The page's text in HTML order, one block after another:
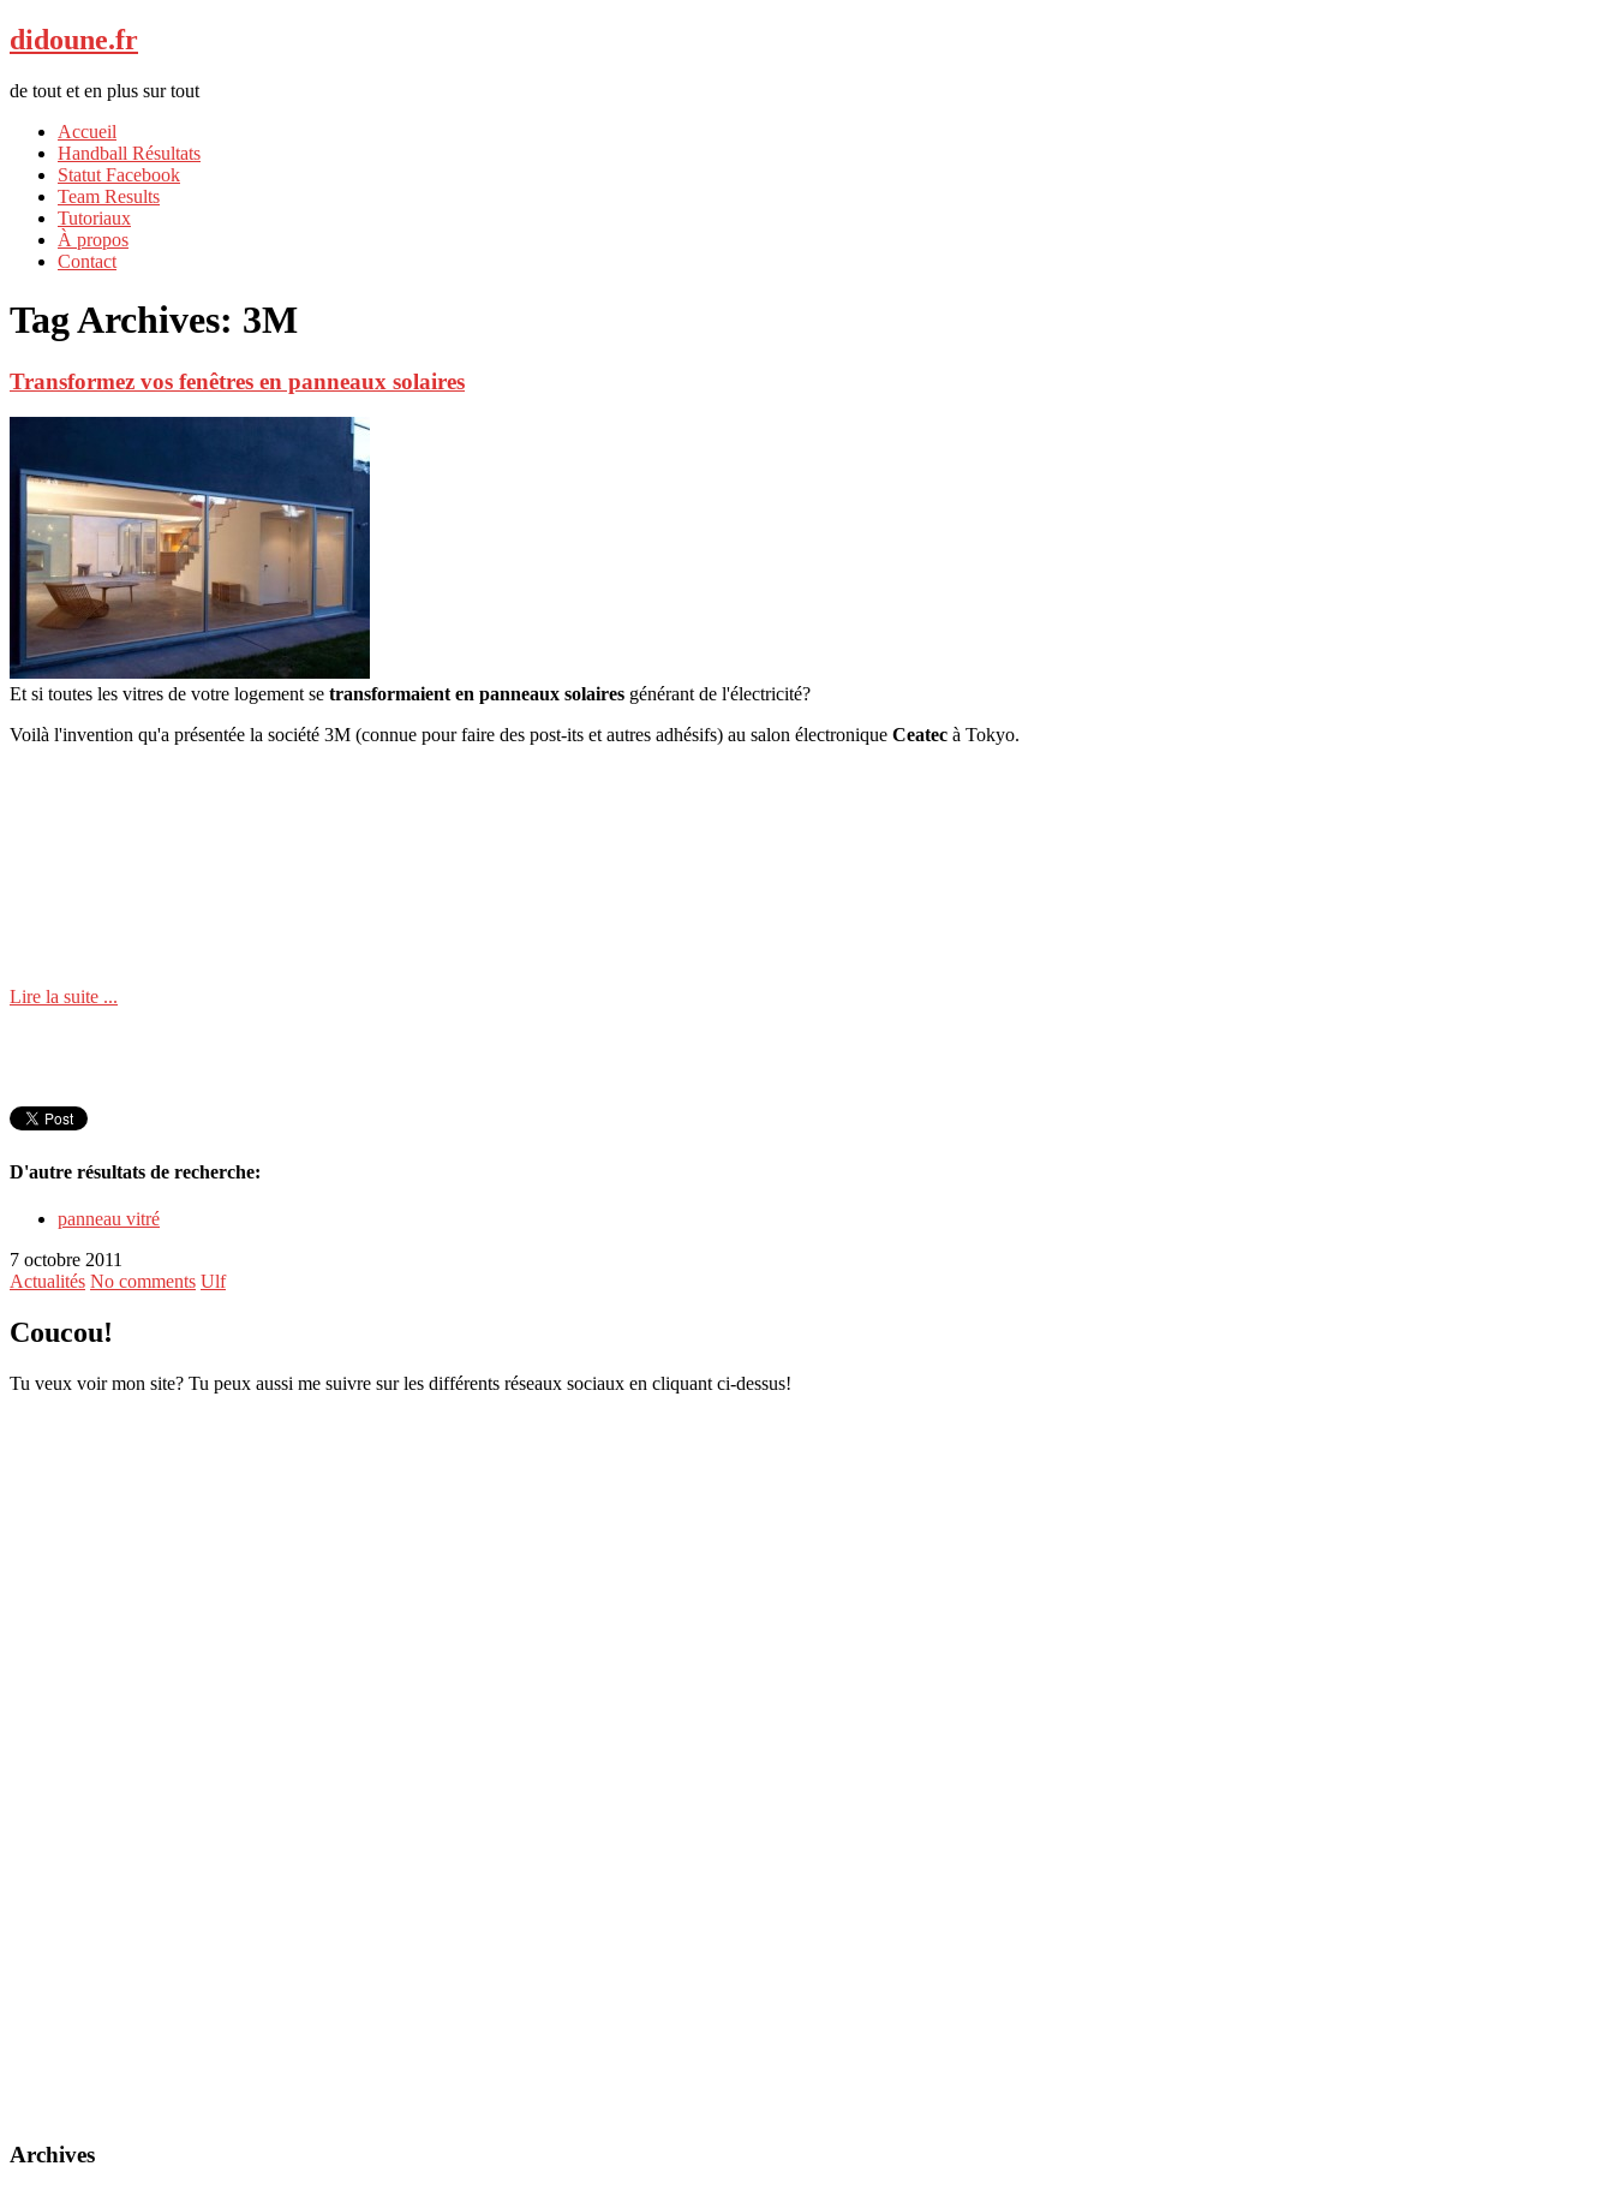
didoune.fr
de tout et en plus sur tout
Accueil
Handball Résultats
Statut Facebook
Team Results
Tutoriaux
À propos
Contact
Tag Archives: 3M
Transformez vos fenêtres en panneaux solaires
Et si toutes les vitres de votre logement se transformaient en panneaux solaires générant de l'électricité?
Voilà l'invention qu'a présentée la société 3M (connue pour faire des post-its et autres adhésifs) au salon électronique Ceatec à Tokyo.
Lire la suite ...
D'autre résultats de recherche:
panneau vitré
7 octobre 2011
Actualités No comments Ulf
Coucou!
Tu veux voir mon site? Tu peux aussi me suivre sur les différents réseaux sociaux en cliquant ci-dessus!
Archives